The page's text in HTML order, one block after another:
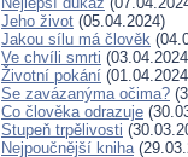
Jeho život (05.04.2024)
Jakou sílu má člověk
Ve chvíli smrti
Životní pokání
Se zavázanýma očima?
Co člověka odrazuje
Stupeň trpělivosti
Nejpoučnější kniha